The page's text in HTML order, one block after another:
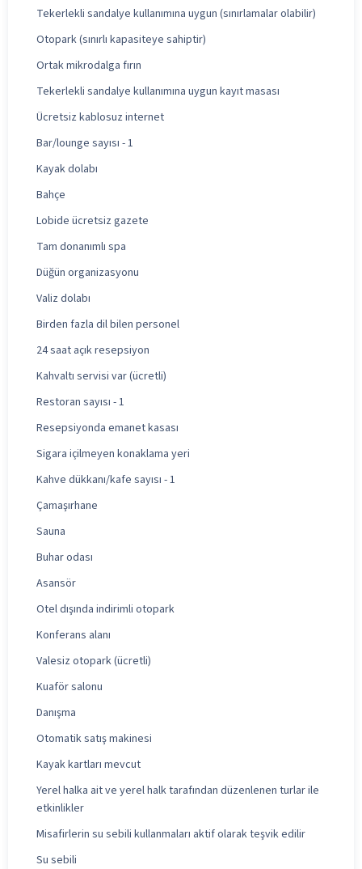
Tekerlekli sandalye kullanımına uygun (sınırlamalar olabilir)
Otopark (sınırlı kapasiteye sahiptir)
Ortak mikrodalga fırın
Tekerlekli sandalye kullanımına uygun kayıt masası
Ücretsiz kablosuz internet
Bar/lounge sayısı - 1
Kayak dolabı
Bahçe
Lobide ücretsiz gazete
Tam donanımlı spa
Düğün organizasyonu
Valiz dolabı
Birden fazla dil bilen personel
24 saat açık resepsiyon
Kahvaltı servisi var (ücretli)
Restoran sayısı - 1
Resepsiyonda emanet kasası
Sigara içilmeyen konaklama yeri
Kahve dükkanı/kafe sayısı - 1
Çamaşırhane
Sauna
Buhar odası
Asansör
Otel dışında indirimli otopark
Konferans alanı
Valesiz otopark (ücretli)
Kuaför salonu
Danışma
Otomatik satış makinesi
Kayak kartları mevcut
Yerel halka ait ve yerel halk tarafından düzenlenen turlar ile
etkinlikler
Misafirlerin su sebili kullanmaları aktif olarak teşvik edilir
Su sebili